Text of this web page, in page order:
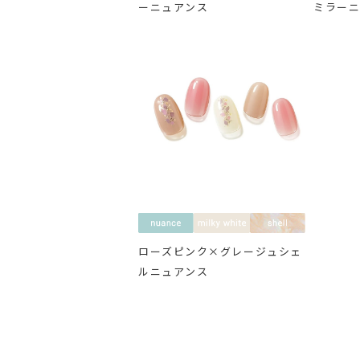
ーニュアンス
ミラー
ローズピンク×グレージュシェ
ルニュアンス